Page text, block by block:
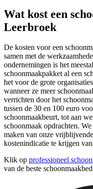
Wat kost een
Leerbroek
De kosten voor een
samen met de
ondernemingen is het
schoonmaakpakket al een
het voor de grote
wanneer ze meer
verrichten door het
tussen de 30 en 100 euro
schoonmaakbeurt, tot aan
schoonmaak opdrachten.
maken van onze
kostenindicatie te krijgen
Klik op professioneel
van de beste